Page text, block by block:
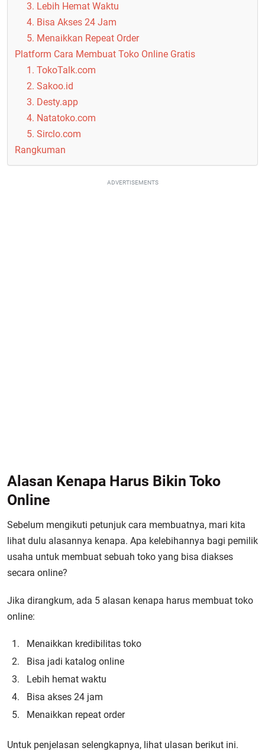
3. Lebih Hemat Waktu
4. Bisa Akses 24 Jam
5. Menaikkan Repeat Order
Platform Cara Membuat Toko Online Gratis
1. TokoTalk.com
2. Sakoo.id
3. Desty.app
4. Natatoko.com
5. Sirclo.com
Rangkuman
ADVERTISEMENTS
Alasan Kenapa Harus Bikin Toko
Online
Sebelum mengikuti petunjuk cara membuatnya, mari kita
lihat dulu alasannya kenapa. Apa kelebihannya bagi pemilik
usaha untuk membuat sebuah toko yang bisa diakses
secara online?
Jika dirangkum, ada 5 alasan kenapa harus membuat toko
online:
Menaikkan kredibilitas toko
Bisa jadi katalog online
Lebih hemat waktu
Bisa akses 24 jam
Menaikkan repeat order
Untuk penjelasan selengkapnya, lihat ulasan berikut ini.